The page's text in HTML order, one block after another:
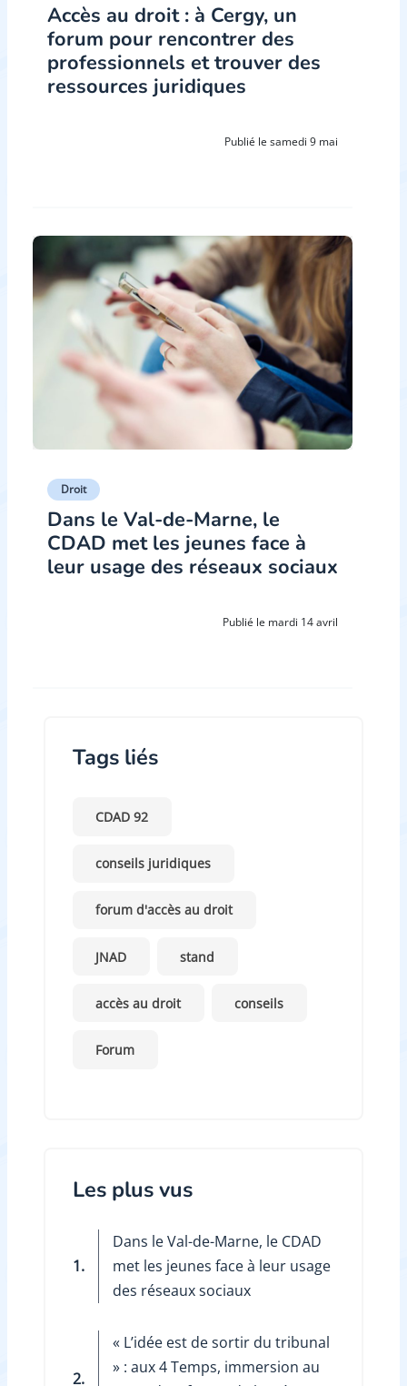
Accès au droit : à Cergy, un
forum pour rencontrer des
professionnels et trouver des
ressources juridiques
Publié le samedi 9 mai
Droit
Dans le Val-de-Marne, le
CDAD met les jeunes face à
leur usage des réseaux sociaux
Publié le mardi 14 avril
Tags liés
CDAD 92
conseils juridiques
forum d'accès au droit
JNAD stand
accès au droit conseils
Forum
Les plus vus
1.
Dans le Val-de-Marne, le CDAD
met les jeunes face à leur usage
des réseaux sociaux
2.
« L’idée est de sortir du tribunal
» : aux 4 Temps, immersion au